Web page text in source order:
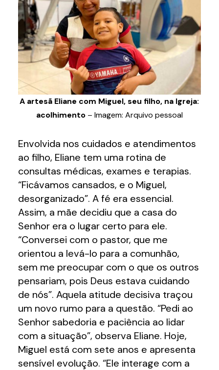
A artesã Eliane com Miguel, seu filho, na Igreja:
acolhimento– Imagem: Arquivo pessoal
Envolvida nos cuidados e atendimentos
ao filho, Eliane tem uma rotina de
consultas médicas, exames e terapias.
“Ficávamos cansados, e o Miguel,
desorganizado”. A fé era essencial.
Assim, a mãe decidiu que a casa do
Senhor era o lugar certo para ele.
“Conversei com o pastor, que me
orientou a levá-lo para a comunhão,
sem me preocupar com o que os outros
pensariam, pois Deus estava cuidando
de nós”. Aquela atitude decisiva traçou
um novo rumo para a questão. “Pedi ao
Senhor sabedoria e paciência ao lidar
com a situação”, observa Eliane. Hoje,
Miguel está com sete anos e apresenta
sensível evolução. “Ele interage com a